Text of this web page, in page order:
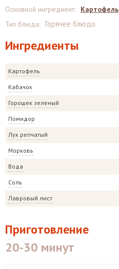
Ингредиенты
Картофель
Кабачок
Горошек зеленый
Помидор
Лук репчатый
Морковь
Вода
Соль
Лавровый лист
Основной ингредиент:
Картофель
Тип блюда: Горячее блюдо
Приготовление
20-30 минут